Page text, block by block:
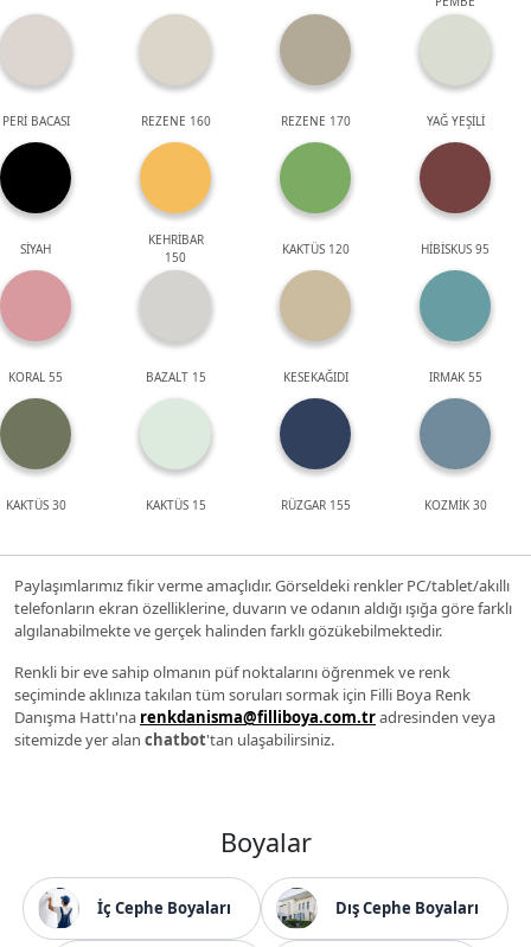
PERİ BACASI REZENE 160 REZENE 170 YAĞ YEŞİLİ
SİYAH
KEHRİBAR
150
KAKTÜS 120 HİBİSKUS 95
KORAL 55 BAZALT 15 KESEKAĞIDI IRMAK 55
KAKTÜS 30 KAKTÜS 15 RÜZGAR 155 KOZMİK 30
Paylaşımlarımız fikir verme amaçlıdır. Görseldeki renkler PC/tablet/akıllı
telefonların ekran özelliklerine, duvarın ve odanın aldığı ışığa göre farklı
algılanabilmekte ve gerçek halinden farklı gözükebilmektedir.
Renkli bir eve sahip olmanın püf noktalarını öğrenmek ve renk
seçiminde aklınıza takılan tüm soruları sormak için Filli Boya Renk
Danışma Hattı'na renkdanisma@filliboya.com.tradresinden veya
sitemizde yer alan chatbot'tan ulaşabilirsiniz.
Boyalar
İç Cephe Boyaları Dış Cephe Boyaları